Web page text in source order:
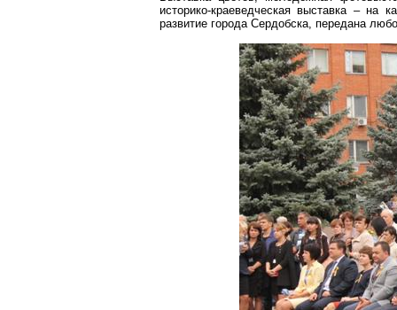
историко-краеведческая выставка –
развитие города Сердобска, передана